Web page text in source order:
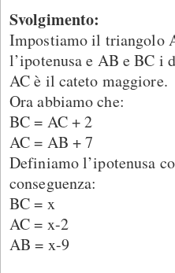
Svolgimento:
Impostiamo il triangolo
l’ipotenusa e AB e BC i
AC è il cateto maggiore.
Ora abbiamo che:
BC = AC + 2
AC = AB + 7
Definiamo l’ipotenusa
conseguenza:
BC = x
AC = x-2
AB = x-9